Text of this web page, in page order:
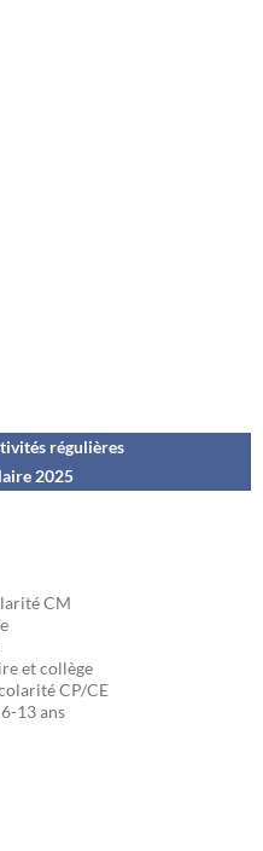
régulières
2025
CM
et collège
CP/CE
13 ans